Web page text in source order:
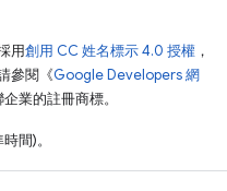
用創用 CC 姓名標示 4.0 授權 ，
參閱《Google Developers 網
業的註冊商標。
間)。